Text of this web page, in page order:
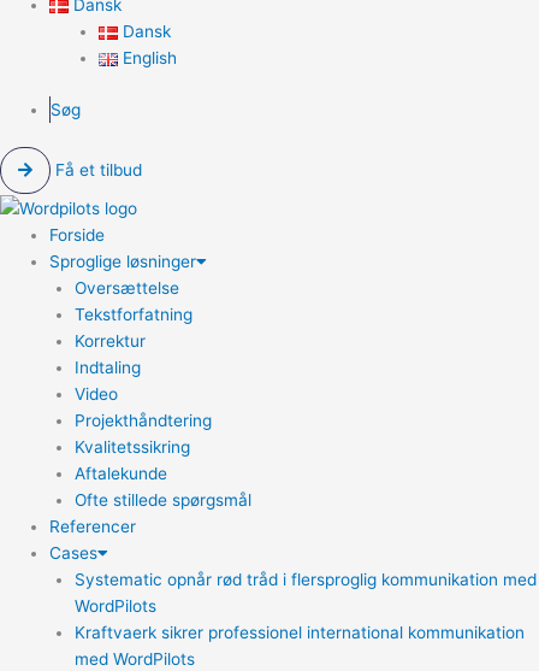
Dansk
Dansk
English
Søg
Få et tilbud
Forside
Sproglige løsninger
Oversættelse
Tekstforfatning
Korrektur
Indtaling
Video
Projekthåndtering
Kvalitetssikring
Aftalekunde
Ofte stillede spørgsmål
Referencer
Cases
Systematic opnår rød tråd i flersproglig kommunikation med
WordPilots
Kraftvaerk sikrer professionel international kommunikation
med WordPilots